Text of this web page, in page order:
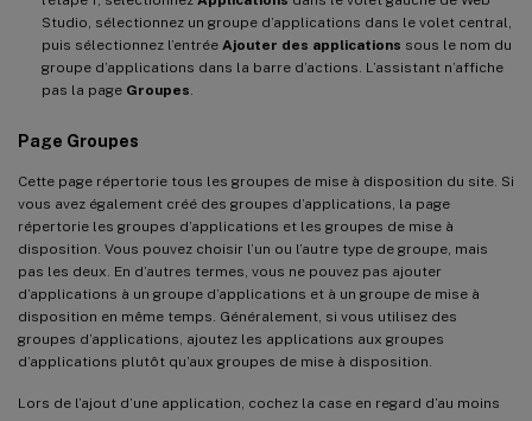
Studio, sélectionnez un groupe d’applications dans le volet central,
puis sélectionnez l’entrée Ajouter des applications sous le nom du
groupe d’applications dans la barre d’actions. L’assistant n’affiche
pas la page Groupes
Page Groupes
Cette page répertorie tous les groupes de mise à disposition du site. Si
vous avez également créé des groupes d’applications, la page
répertorie les groupes d’applications et les groupes de mise à
disposition. Vous pouvez choisir l’un ou l’autre type de groupe, mais
pas les deux. En d’autres termes, vous ne pouvez pas ajouter
d’applications à un groupe d’applications et à un groupe de mise à
disposition en même temps. Généralement, si vous utilisez des
groupes d’applications, ajoutez les applications aux groupes
d’applications plutôt qu’aux groupes de mise à disposition.
Lors de l’ajout d’une application, cochez la case en regard d’au moins